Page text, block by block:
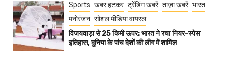
Sports खबर हटकर ट्रेंडिंग खबरें ताज़ा ख़बरें भारत
मनोरंजन सोशल मीडिया वायरल
विजयवाड़ा से 25 किमी ऊपर: भारत ने रचा नियर-स्पेस
इतिहास, दुनिया के पांच देशों की लीग में शामिल